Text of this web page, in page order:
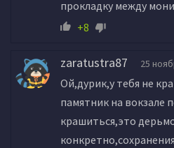
прокладку между
+8
zaratustra87 25
Ой,дурик,у тебя не
памятник на вокзале
крашиться,это